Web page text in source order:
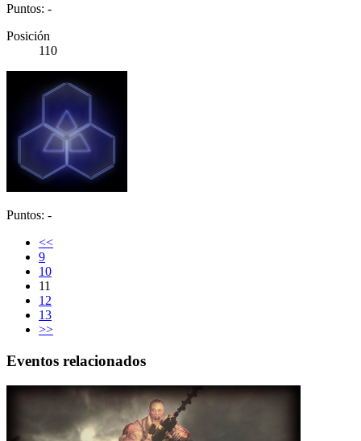
Puntos: -
Posición
110
Puntos: -
<<
9
10
11
12
13
>>
Eventos relacionados